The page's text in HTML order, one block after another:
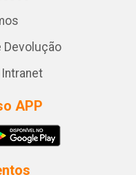
Devolução
APP